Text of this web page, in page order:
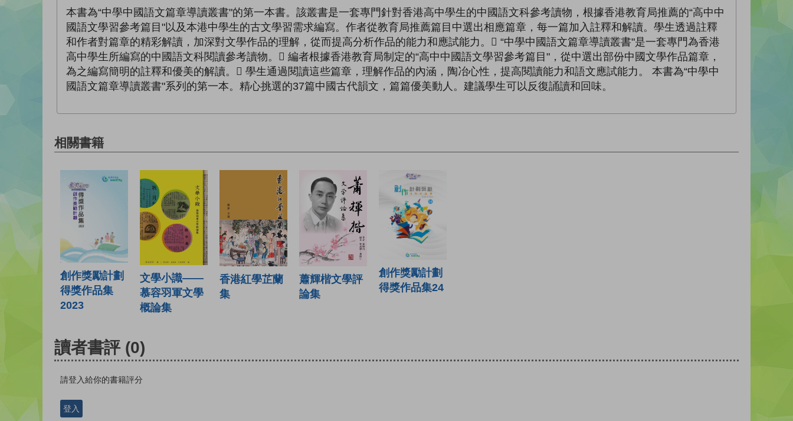
本書為“中學中國語文篇章導讀叢書"的第一本書。該叢書是一套專門針對香港高中學生的中國語文科參考讀物，根據香港教育局推薦的“高中中
國語文學習參考篇目"以及本港中學生的古文學習需求編寫。作者從教育局推薦篇目中選出相應篇章，每一篇加入註釋和解讀。學生透過註釋
和作者對篇章的精彩解讀，加深對文學作品的理解，從而提高分析作品的能力和應試能力。 “中學中國語文篇章導讀叢書"是一套專門為香港
高中學生所編寫的中國語文科閱讀參考讀物。 編者根據香港教育局制定的“高中中國語文學習參考篇目"，從中選出部份中國文學作品篇章，
為之編寫簡明的註釋和優美的解讀。 學生通過閱讀這些篇章，理解作品的內涵，陶冶心性，提高閱讀能力和語文應試能力。 本書為“中學中
國語文篇章導讀叢書"系列的第一本。精心挑選的37篇中國古代韻文，篇篇優美動人。建議學生可以反復誦讀和回味。
相關書籍
創作獎勵計劃
得獎作品集
2023
文學小識——
慕容羽軍文學
概論集
香港紅學芷蘭
集
蕭輝楷文學評
論集
創作獎勵計劃
得獎作品集24
讀者書評 (0)
請登入給你的書籍評分
登入